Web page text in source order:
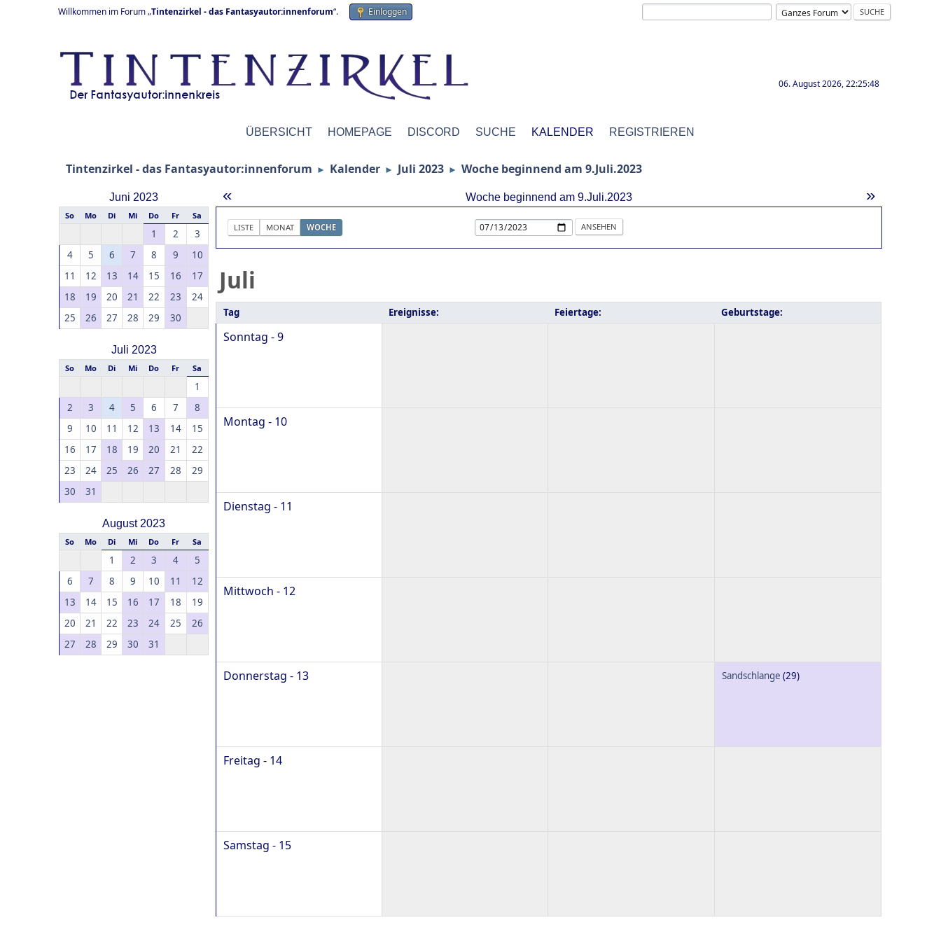
Willkommen im Forum „Tintenzirkel - das Fantasyautor:innenforum“. Einloggen
06. August 2026, 22:25:48
ÜBERSICHT HOMEPAGE DISCORD SUCHE KALENDER REGISTRIEREN
Tintenzirkel - das Fantasyautor:innenforum ► Kalender ► Juli 2023 ► Woche beginnend am 9.Juli.2023
Juni 2023
So Mo Di Mi Do Fr Sa
1 2
3
4
5 6 7 8 9
10
11
12 13 14 15 16
17
18
19 20 21 22 23
24
25
26 27 28 29 30
Juli 2023
So Mo Di Mi Do Fr Sa
1
2
3 4 5 6 7
8
9
10 11 12 13 14
15
16
17 18 19 20 21
22
23
24 25 26 27 28
29
30
31
August 2023
So Mo Di Mi Do Fr Sa
1 2 3 4
5
6
7 8 9 10 11
12
13
14 15 16 17 18
19
20
21 22 23 24 25
26
27
28 29 30 31
« »
Woche beginnend am 9.Juli.2023
LISTE MONAT WOCHE
Juli
Tag Ereignisse: Feiertage: Geburtstage:
Sonntag - 9
Montag - 10
Dienstag - 11
Mittwoch - 12
Donnerstag - 13 Sandschlange (29)
Freitag - 14
Samstag - 15